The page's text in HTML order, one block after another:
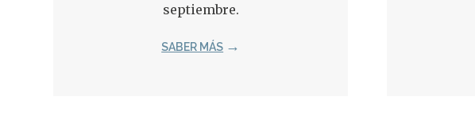
septiembre.
SABER MÁS